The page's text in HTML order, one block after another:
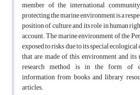
member of the international
protecting the marine environment is a
position of culture and its role in human
account. The marine environment of the
exposed to risks due to its special
that are made of this environment and
research method is in the form of
information from books and library
articles.